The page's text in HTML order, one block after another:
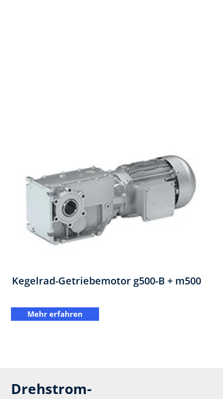
Kegelrad-Getriebemotor ​g500-B + m500
Mehr erfahren
Drehstrom-